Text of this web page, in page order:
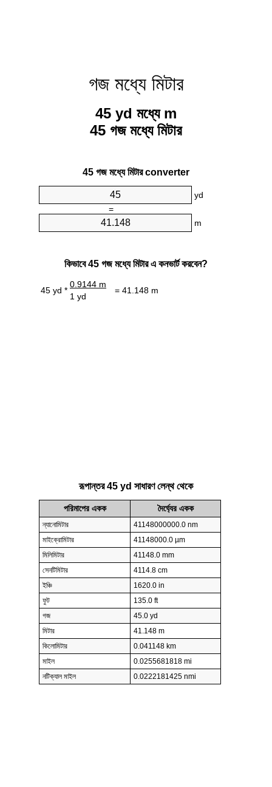
গজ মধ্যে মিটার
45 yd মধ্যে m
45 গজ মধ্যে মিটার
45 গজ মধ্যে মিটার converter
yd
=
m
কিভাবে 45 গজ মধ্যে মিটার এ কনভার্ট করবেন?
45 yd *
0.9144 m
= 41.148 m
1 yd
রূপান্তর 45 yd সাধারণ লেন্থ থেকে
পরিমাপের একক দৈর্ঘ্যের একক
ন্যানোমিটার
41148000000.0 nm
মাইক্রোমিটার
41148000.0 µm
মিলিমিটার
41148.0 mm
সেনটিমিটার
4114.8 cm
ইঞ্চি
1620.0 in
ফুট
135.0 ft
গজ
45.0 yd
মিটার
41.148 m
কিলোমিটার
0.041148 km
মাইল
0.0255681818 mi
নটিক্যাল মাইল
0.0222181425 nmi